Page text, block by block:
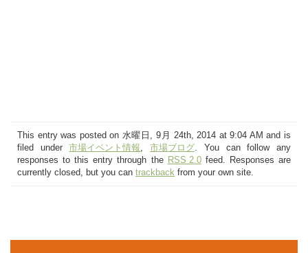
This entry was posted on 水曜日, 9月 24th, 2014 at 9:04 AM and is
filed under市場イベント情報,市場ブログ. You can follow any
responses to this entry through the RSS 2.0feed. Responses are
currently closed, but you can trackback from your own site.